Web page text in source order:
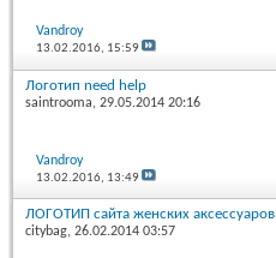
Vandroy
13.02.2016, 15:59
Логотип need help
saintrooma, 29.05.2014 20:16
Vandroy
13.02.2016, 13:49
ЛОГОТИП сайта женских аксессуаров
citybag, 26.02.2014 03:57